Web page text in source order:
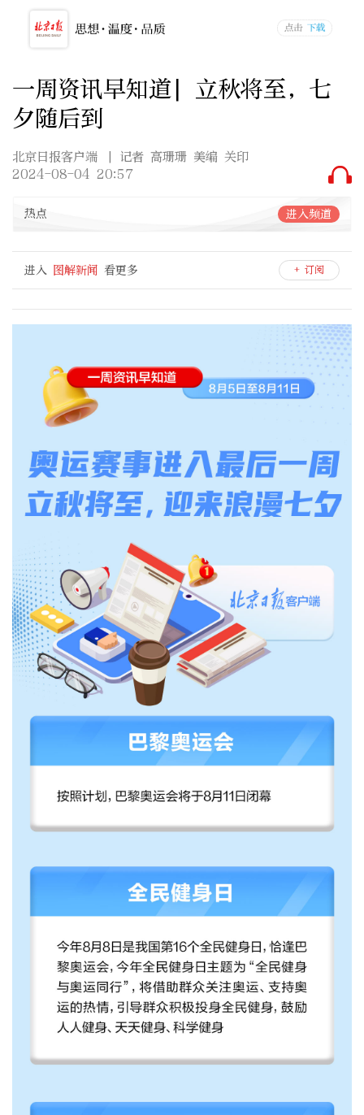
一周资讯早知道| 立秋将至，七
夕随后到
北京日报客户端
| 记者 高珊珊 美编 关印
2024-08-04 20:57
热点 进入频道
进入 图解新闻 看更多 + 订阅